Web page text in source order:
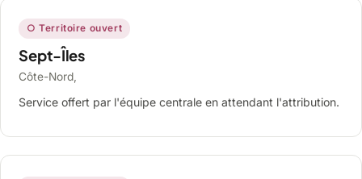
○ Territoire ouvert
Sept-Îles
Côte-Nord,
Service offert par l'équipe centrale en attendant l'attribution.